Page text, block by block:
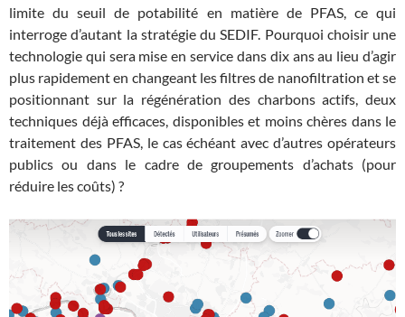
limite du seuil de potabilité en matière de PFAS, ce qui
interroge d’autant la stratégie du SEDIF. Pourquoi choisir une
technologie qui sera mise en service dans dix ans au lieu d’agir
plus rapidement en changeant les filtres de nanofiltration et se
positionnant sur la régénération des charbons actifs, deux
techniques déjà efficaces, disponibles et moins chères dans le
traitement des PFAS, le cas échéant avec d’autres opérateurs
publics ou dans le cadre de groupements d’achats (pour
réduire les coûts) ?